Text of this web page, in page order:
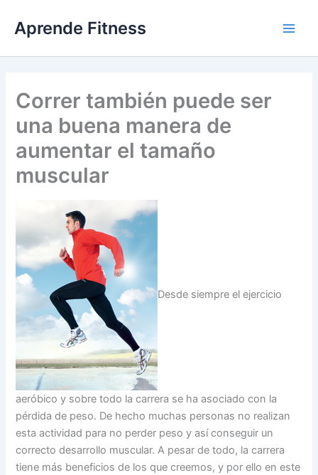
contenido
Aprende Fitness
Correr también puede ser
una buena manera de
aumentar el tamaño
muscular
Desde siempre el ejercicio
aeróbico y sobre todo la carrera se ha asociado con la
pérdida de peso. De hecho muchas personas no realizan
esta actividad para no perder peso y así conseguir un
correcto desarrollo muscular. A pesar de todo, la carrera
tiene más beneficios de los que creemos, y por ello en este